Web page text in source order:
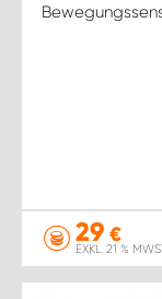
29 €
EXKL. 21 %